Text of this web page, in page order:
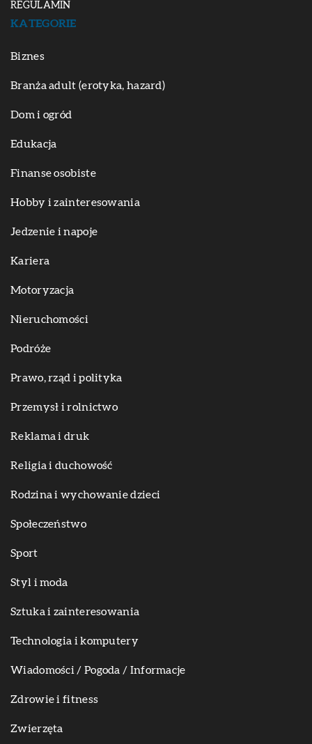
REGULAMIN
KATEGORIE
Biznes
Branża adult (erotyka, hazard)
Dom i ogród
Edukacja
Finanse osobiste
Hobby i zainteresowania
Jedzenie i napoje
Kariera
Motoryzacja
Nieruchomości
Podróże
Prawo, rząd i polityka
Przemysł i rolnictwo
Reklama i druk
Religia i duchowość
Rodzina i wychowanie dzieci
Społeczeństwo
Sport
Styl i moda
Sztuka i zainteresowania
Technologia i komputery
Wiadomości / Pogoda / Informacje
Zdrowie i fitness
Zwierzęta